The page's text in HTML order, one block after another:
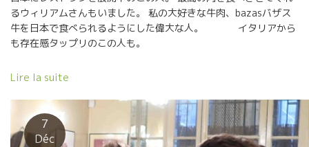
るウィリアムさんもいました。 私の大好きな牛肉、bazasバザス
牛を日本で食べられるようにした偉大な人。 イタリアから
も存在感タップリのこの人も。
Lire la suite
7
Déc